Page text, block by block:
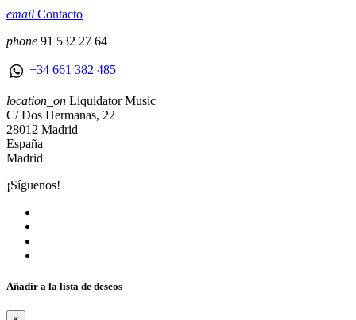
email Contacto
phone 91 532 27 64
+34 661 382 485
location_on Liquidator Music
C/ Dos Hermanas, 22
28012 Madrid
España
Madrid
¡Síguenos!
Añadir a la lista de deseos